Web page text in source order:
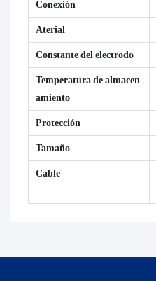
Conexión
Aterial
Constante del electrodo
Temperatura de almacen
amiento
Protección
Tamaño
Cable